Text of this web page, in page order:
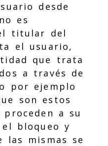
desde
es
titular del
el usuario,
que trata
a través de
por ejemplo
son estos
a su
bloqueo y
las mismas se